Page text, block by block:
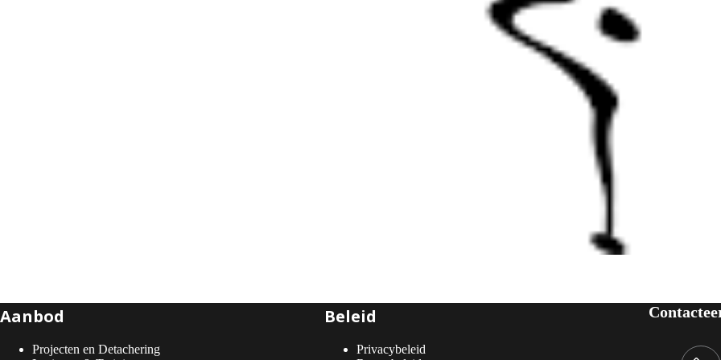
Aanbod
Projecten en Detachering
Beleid
Privacybeleid